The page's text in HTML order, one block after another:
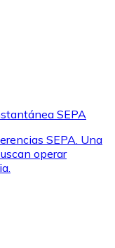
SEPA
SEPA. Una
operar